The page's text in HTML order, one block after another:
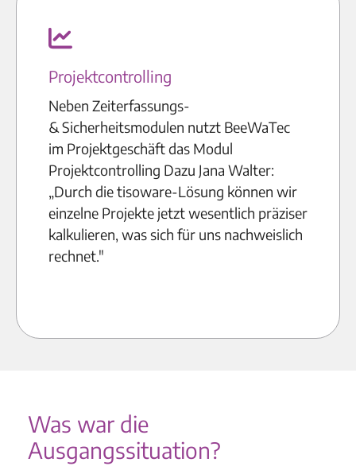
Projektcontrolling
Neben Zeiterfassungs-
& Sicherheitsmodulen nutzt BeeWaTec
im Projektgeschäft das Modul
Projektcontrolling Dazu Jana Walter:
„Durch die tisoware-Lösung können wir
einzelne Projekte jetzt wesentlich präziser
kalkulieren, was sich für uns nachweislich
rechnet."
Was war die
Ausgangssituation?